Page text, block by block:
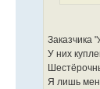
Заказчика
У них
Я лишь